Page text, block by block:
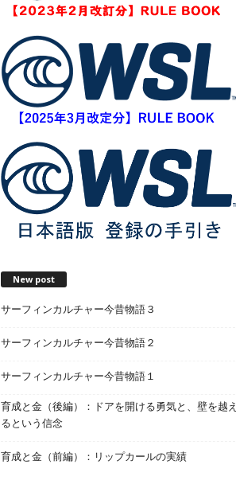
New post
サーフィンカルチャー今昔物語３
サーフィンカルチャー今昔物語２
サーフィンカルチャー今昔物語１
育成と金（後編）：ドアを開ける勇気と、壁を越え
るという信念
育成と金（前編）：リップカールの実績